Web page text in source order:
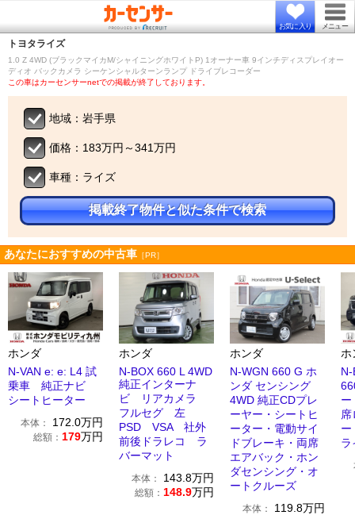
お気に入り メニュー
トヨタライズ
1.0 Z 4WD (ブラックマイカM/シャイニングホワイトP) 1オーナー車 9インチディスプレイオー
ディオ バックカメラ シーケンシャルターンランプ ドライブレコーダー
この車はカーセンサーnetでの掲載が終了しております。
地域：岩手県
価格：183万円～341万円
車種：ライズ
掲載終了物件と似た条件で検索
あなたにおすすめの中古車 ［PR］
ホンダ
N-VAN e: e: L4 試
乗車 純正ナビ
シートヒーター
本体： 172.0万円
総額： 179万円
ホンダ
N-BOX 660 L 4WD
純正インターナ
ビ リアカメラ
フルセグ 左
PSD VSA 社外
前後ドラレコ ラ
バーマット
本体： 143.8万円
総額： 148.9万円
ホンダ
N-WGN 660 G ホ
ンダ センシング
4WD 純正CDプレ
ーヤー・シートヒ
ーター・電動サイ
ドブレーキ・両席
エアバック・ホン
ダセンシング・オ
ートクルーズ
本体： 119.8万円
ホ
ラ